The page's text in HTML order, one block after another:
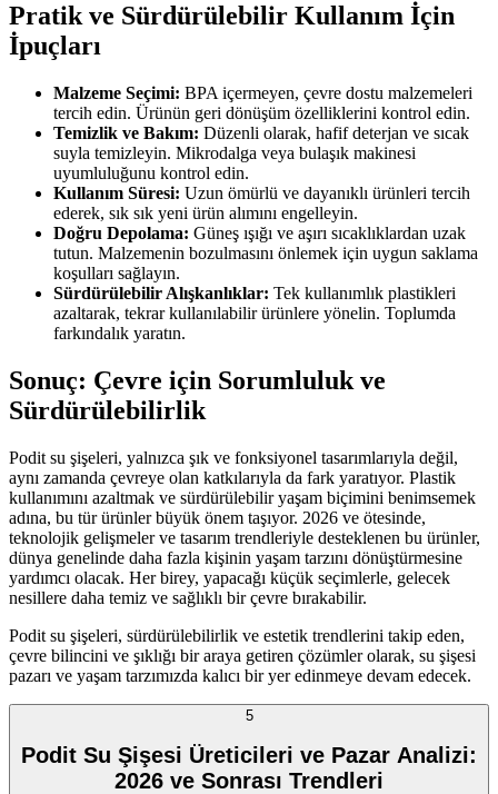
Pratik ve Sürdürülebilir Kullanım İçin
İpuçları
Malzeme Seçimi: BPA içermeyen, çevre dostu malzemeleri
tercih edin. Ürünün geri dönüşüm özelliklerini kontrol edin.
Temizlik ve Bakım: Düzenli olarak, hafif deterjan ve sıcak
suyla temizleyin. Mikrodalga veya bulaşık makinesi
uyumluluğunu kontrol edin.
Kullanım Süresi: Uzun ömürlü ve dayanıklı ürünleri tercih
ederek, sık sık yeni ürün alımını engelleyin.
Doğru Depolama: Güneş ışığı ve aşırı sıcaklıklardan uzak
tutun. Malzemenin bozulmasını önlemek için uygun saklama
koşulları sağlayın.
Sürdürülebilir Alışkanlıklar: Tek kullanımlık plastikleri
azaltarak, tekrar kullanılabilir ürünlere yönelin. Toplumda
farkındalık yaratın.
Sonuç: Çevre için Sorumluluk ve
Sürdürülebilirlik
Podit su şişeleri, yalnızca şık ve fonksiyonel tasarımlarıyla değil,
aynı zamanda çevreye olan katkılarıyla da fark yaratıyor. Plastik
kullanımını azaltmak ve sürdürülebilir yaşam biçimini benimsemek
adına, bu tür ürünler büyük önem taşıyor. 2026 ve ötesinde,
teknolojik gelişmeler ve tasarım trendleriyle desteklenen bu ürünler,
dünya genelinde daha fazla kişinin yaşam tarzını dönüştürmesine
yardımcı olacak. Her birey, yapacağı küçük seçimlerle, gelecek
nesillere daha temiz ve sağlıklı bir çevre bırakabilir.
Podit su şişeleri, sürdürülebilirlik ve estetik trendlerini takip eden,
çevre bilincini ve şıklığı bir araya getiren çözümler olarak, su şişesi
pazarı ve yaşam tarzımızda kalıcı bir yer edinmeye devam edecek.
5
Podit Su Şişesi Üreticileri ve Pazar Analizi:
2026 ve Sonrası Trendleri